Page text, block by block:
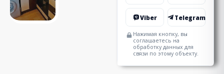
Viber Telegram
Нажимая кнопку, вы
соглашаетесь на
обработку данных для
связи по этому объекту.